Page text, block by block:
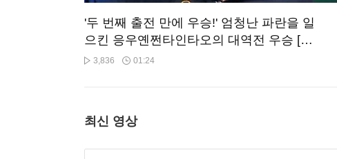
'두 번째 출전 만에 우승!' 엄청난 파란을 일
으킨 응우옌쩐타인타오의 대역전 우승 [에
스와이 PBA 챔피언십 2026]
3,836 01:24
최신 영상